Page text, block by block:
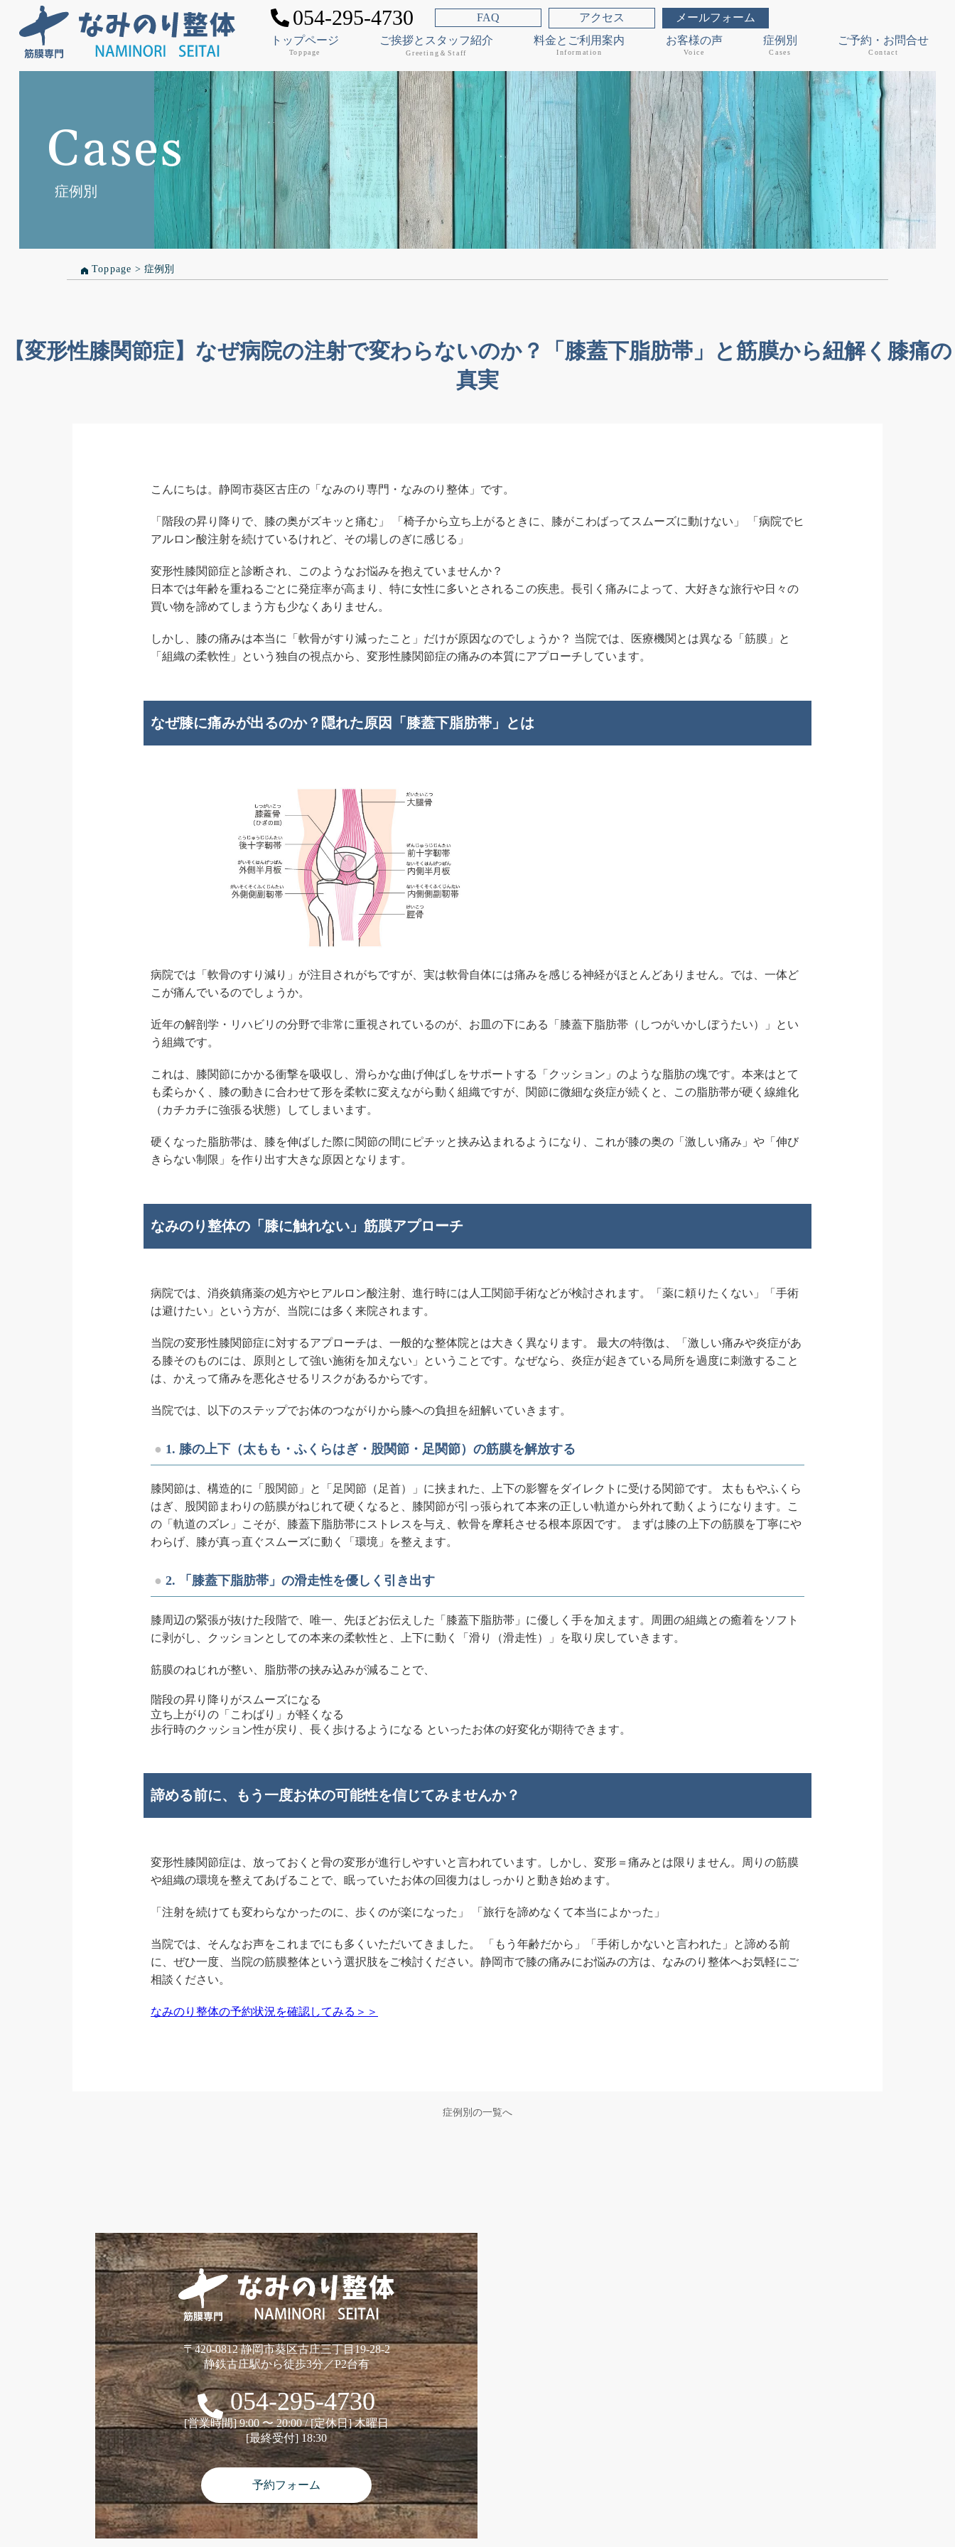
054-295-4730 FAQ アクセス
メールフォーム
トップページ
Toppage
ご挨拶とスタッフ紹介
Greeting＆Staff
料金とご利用案内
Information
お客様の声
Voice
症例別
Cases
ご予約・お問合せ
Contact
Cases
症例別
Toppage > 症例別
【変形性膝関節症】なぜ病院の注射で変わらないのか？「膝蓋下脂肪帯」と筋膜から紐解く膝痛の
真実
こんにちは。静岡市葵区古庄の「なみのり専門・なみのり整体」です。
「階段の昇り降りで、膝の奥がズキッと痛む」 「椅子から立ち上がるときに、膝がこわばってスムーズに動けない」 「病院でヒ
アルロン酸注射を続けているけれど、その場しのぎに感じる」
変形性膝関節症と診断され、このようなお悩みを抱えていませんか？
日本では年齢を重ねるごとに発症率が高まり、特に女性に多いとされるこの疾患。長引く痛みによって、大好きな旅行や日々の
買い物を諦めてしまう方も少なくありません。
しかし、膝の痛みは本当に「軟骨がすり減ったこと」だけが原因なのでしょうか？ 当院では、医療機関とは異なる「筋膜」と
「組織の柔軟性」という独自の視点から、変形性膝関節症の痛みの本質にアプローチしています。
なぜ膝に痛みが出るのか？隠れた原因「膝蓋下脂肪帯」とは
病院では「軟骨のすり減り」が注目されがちですが、実は軟骨自体には痛みを感じる神経がほとんどありません。では、一体ど
こが痛んでいるのでしょうか。
近年の解剖学・リハビリの分野で非常に重視されているのが、お皿の下にある「膝蓋下脂肪帯（しつがいかしぼうたい）」とい
う組織です。
これは、膝関節にかかる衝撃を吸収し、滑らかな曲げ伸ばしをサポートする「クッション」のような脂肪の塊です。本来はとて
も柔らかく、膝の動きに合わせて形を柔軟に変えながら動く組織ですが、関節に微細な炎症が続くと、この脂肪帯が硬く線維化
（カチカチに強張る状態）してしまいます。
硬くなった脂肪帯は、膝を伸ばした際に関節の間にピチッと挟み込まれるようになり、これが膝の奥の「激しい痛み」や「伸び
きらない制限」を作り出す大きな原因となります。
なみのり整体の「膝に触れない」筋膜アプローチ
病院では、消炎鎮痛薬の処方やヒアルロン酸注射、進行時には人工関節手術などが検討されます。「薬に頼りたくない」「手術
は避けたい」という方が、当院には多く来院されます。
当院の変形性膝関節症に対するアプローチは、一般的な整体院とは大きく異なります。 最大の特徴は、「激しい痛みや炎症があ
る膝そのものには、原則として強い施術を加えない」ということです。なぜなら、炎症が起きている局所を過度に刺激すること
は、かえって痛みを悪化させるリスクがあるからです。
当院では、以下のステップでお体のつながりから膝への負担を紐解いていきます。
1. 膝の上下（太もも・ふくらはぎ・股関節・足関節）の筋膜を解放する
膝関節は、構造的に「股関節」と「足関節（足首）」に挟まれた、上下の影響をダイレクトに受ける関節です。 太ももやふくら
はぎ、股関節まわりの筋膜がねじれて硬くなると、膝関節が引っ張られて本来の正しい軌道から外れて動くようになります。こ
の「軌道のズレ」こそが、膝蓋下脂肪帯にストレスを与え、軟骨を摩耗させる根本原因です。 まずは膝の上下の筋膜を丁寧にや
わらげ、膝が真っ直ぐスムーズに動く「環境」を整えます。
2. 「膝蓋下脂肪帯」の滑走性を優しく引き出す
膝周辺の緊張が抜けた段階で、唯一、先ほどお伝えした「膝蓋下脂肪帯」に優しく手を加えます。周囲の組織との癒着をソフト
に剥がし、クッションとしての本来の柔軟性と、上下に動く「滑り（滑走性）」を取り戻していきます。
筋膜のねじれが整い、脂肪帯の挟み込みが減ることで、
階段の昇り降りがスムーズになる
立ち上がりの「こわばり」が軽くなる
歩行時のクッション性が戻り、長く歩けるようになる といったお体の好変化が期待できます。
諦める前に、もう一度お体の可能性を信じてみませんか？
変形性膝関節症は、放っておくと骨の変形が進行しやすいと言われています。しかし、変形＝痛みとは限りません。周りの筋膜
や組織の環境を整えてあげることで、眠っていたお体の回復力はしっかりと動き始めます。
「注射を続けても変わらなかったのに、歩くのが楽になった」 「旅行を諦めなくて本当によかった」
当院では、そんなお声をこれまでにも多くいただいてきました。 「もう年齢だから」「手術しかないと言われた」と諦める前
に、ぜひ一度、当院の筋膜整体という選択肢をご検討ください。静岡市で膝の痛みにお悩みの方は、なみのり整体へお気軽にご
相談ください。
なみのり整体の予約状況を確認してみる＞＞
症例別の一覧へ
〒420-0812 静岡市葵区古庄三丁目19-28-2
静鉄古庄駅から徒歩3分／P2台有
054-295-4730
[営業時間] 9:00 〜 20:00 / [定休日] 木曜日
[最終受付] 18:30
予約フォーム